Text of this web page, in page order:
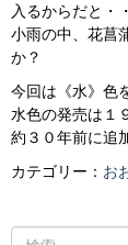
入るからだと・
小雨の中、花菖
か？
今回は《水》色
水色の発売は１
約３０年前に追
カテゴリー： お